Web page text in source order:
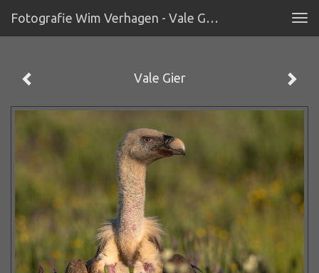
Fotografie Wim Verhagen - Vale Gier
Vale Gier